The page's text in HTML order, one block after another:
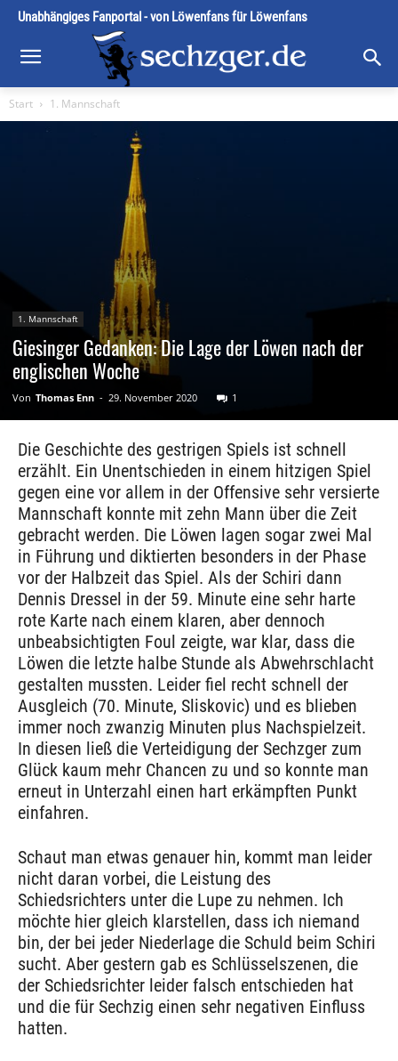
Unabhängiges Fanportal - von Löwenfans für Löwenfans
Start 1. Mannschaft
1. Mannschaft
Giesinger Gedanken: Die Lage der Löwen nach der
englischen Woche
Von Thomas Enn - 29. November 2020 1
Die Geschichte des gestrigen Spiels ist schnell
erzählt. Ein Unentschieden in einem hitzigen Spiel
gegen eine vor allem in der Offensive sehr versierte
Mannschaft konnte mit zehn Mann über die Zeit
gebracht werden. Die Löwen lagen sogar zwei Mal
in Führung und diktierten besonders in der Phase
vor der Halbzeit das Spiel. Als der Schiri dann
Dennis Dressel in der 59. Minute eine sehr harte
rote Karte nach einem klaren, aber dennoch
unbeabsichtigten Foul zeigte, war klar, dass die
Löwen die letzte halbe Stunde als Abwehrschlacht
gestalten mussten. Leider fiel recht schnell der
Ausgleich (70. Minute, Sliskovic) und es blieben
immer noch zwanzig Minuten plus Nachspielzeit.
In diesen ließ die Verteidigung der Sechzger zum
Glück kaum mehr Chancen zu und so konnte man
erneut in Unterzahl einen hart erkämpften Punkt
einfahren.
Schaut man etwas genauer hin, kommt man leider
nicht daran vorbei, die Leistung des
Schiedsrichters unter die Lupe zu nehmen. Ich
möchte hier gleich klarstellen, dass ich niemand
bin, der bei jeder Niederlage die Schuld beim Schiri
sucht. Aber gestern gab es Schlüsselszenen, die
der Schiedsrichter leider falsch entschieden hat
und die für Sechzig einen sehr negativen Einfluss
hatten.